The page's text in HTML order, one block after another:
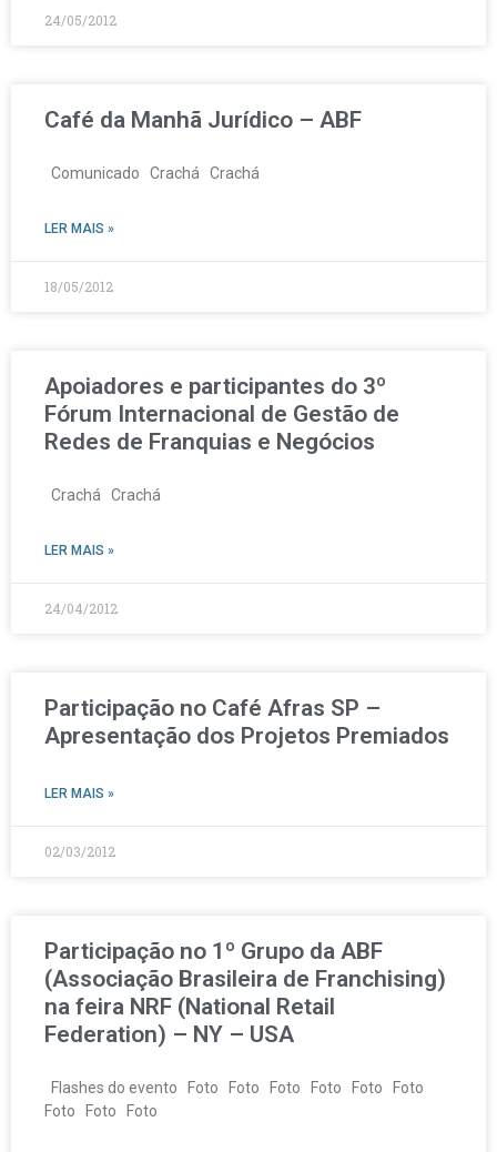
24/05/2012
Café da Manhã Jurídico – ABF
Comunicado Crachá Crachá
LER MAIS »
18/05/2012
Apoiadores e participantes do 3º
Fórum Internacional de Gestão de
Redes de Franquias e Negócios
Crachá Crachá
LER MAIS »
24/04/2012
Participação no Café Afras SP –
Apresentação dos Projetos Premiados
LER MAIS »
02/03/2012
Participação no 1º Grupo da ABF
(Associação Brasileira de Franchising)
na feira NRF (National Retail
Federation) – NY – USA
Flashes do evento Foto Foto Foto Foto Foto Foto
Foto Foto Foto